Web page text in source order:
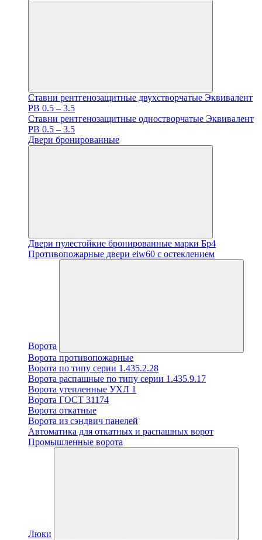
Ставни рентгенозащитные двухстворчатые Эквивалент
PB 0.5 – 3.5
Ставни рентгенозащитные одностворчатые Эквивалент
PB 0.5 – 3.5
Двери бронированные
Двери пулестойкие бронированные марки Бр4
Противопожарные двери eiw60 с остеклением
Ворота
Ворота противопожарные
Ворота по типу серии 1.435.2.28
Ворота распашные по типу серии 1.435.9.17
Ворота утепленные УХЛ 1
Ворота ГОСТ 31174
Ворота откатные
Ворота из сэндвич панелей
Автоматика для откатных и распашных ворот
Промышленные ворота
Люки